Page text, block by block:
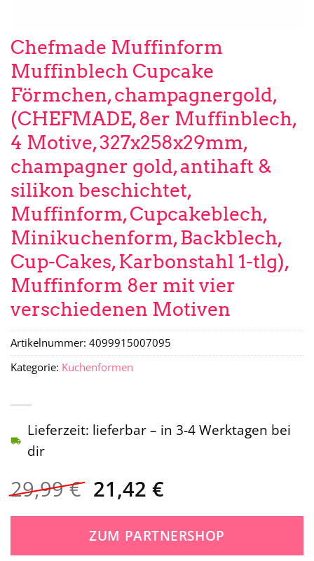
Chefmade Muffinform
Muffinblech Cupcake
Förmchen, champagnergold,
(CHEFMADE, 8er Muffinblech,
4 Motive, 327x258x29mm,
champagner gold, antihaft &
silikon beschichtet,
Muffinform, Cupcakeblech,
Minikuchenform, Backblech,
Cup-Cakes, Karbonstahl 1-tlg),
Muffinform 8er mit vier
verschiedenen Motiven
29,99€ Ursprünglicher
Preis
war:
29,99 €
21,42 €Aktueller
ist:
21,42 €.
Lieferzeit: lieferbar – in 3-4 Werktagen bei
dir
ZUM PARTNERSHOP
Artikelnummer: 4099915007095
Kategorie: Kuchenformen